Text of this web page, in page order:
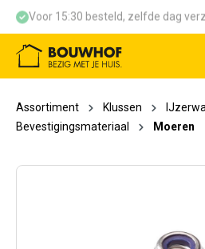
Voor 15:30 besteld, zelfde dag
Assortiment Klussen
Bevestigingsmateriaal
Moeren